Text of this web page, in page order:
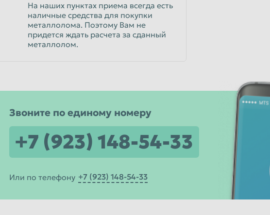
На наших пунктах приема всегда есть
наличные средства для покупки
металлолома. Поэтому Вам не
придется ждать расчета за сданный
металлолом.
Звоните по единому номеру
+7 (923) 148-54-33
Или по телефону +7 (923) 148-54-33